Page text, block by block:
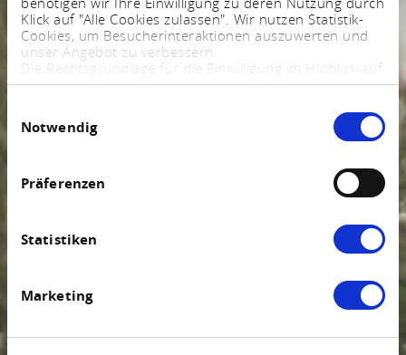
Klick auf "Alle Cookies zulassen". Wir nutzen Statistik-
Cookies, um Besucherinteraktionen auszuwerten und
unser Angebot zu verbessern.
Die Rechtsgrundlage für die Einwilligung im HInblick auf
die Speicherung und das Auslesen von Informationen
Verarbeitung personenbezogener Daten Art. 6 Abs. 1
lit. a DSGVO.
widerrufen. Weitere Informationen finden Sie in
Notwendig
Präferenzen
Statistiken
Marketing